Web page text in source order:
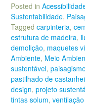
Posted in
Sustentabilidade,
Tagged carpinteria,
estrutura de madeira,
demolição, maquetes
Ambiente, Meio
sustentável,
pastilhado de
design, projeto
tintas solum,